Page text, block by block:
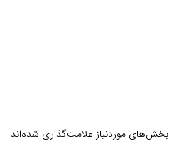
بخش‌های موردنیاز علامت‌گذاری شده‌اند